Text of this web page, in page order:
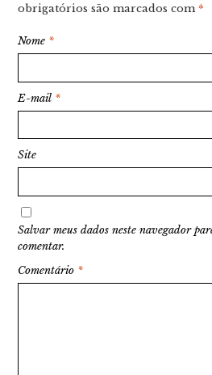
obrigatórios são marcados com *
Nome *
E-mail *
Site
Salvar meus dados neste navegador
comentar.
Comentário *